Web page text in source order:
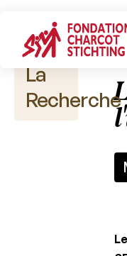
Faire un don
La
Recherche
scientifiques